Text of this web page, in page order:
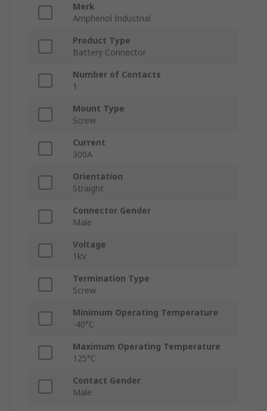
Merk
Amphenol Industrial
Product Type
Battery Connector
Number of Contacts
1
Mount Type
Screw
Current
300A
Orientation
Straight
Connector Gender
Male
Voltage
1kV
Termination Type
Screw
Minimum Operating Temperature
-40°C
Maximum Operating Temperature
125°C
Contact Gender
Male